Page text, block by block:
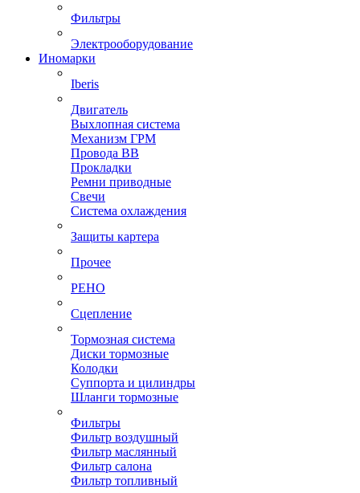
Фильтры
Электрооборудование
Иномарки
Iberis
Двигатель
Выхлопная система
Механизм ГРМ
Провода ВВ
Прокладки
Ремни приводные
Свечи
Система охлаждения
Защиты картера
Прочее
РЕНО
Сцепление
Тормозная система
Диски тормозные
Колодки
Суппорта и цилиндры
Шланги тормозные
Фильтры
Фильтр воздушный
Фильтр маслянный
Фильтр салона
Фильтр топливный